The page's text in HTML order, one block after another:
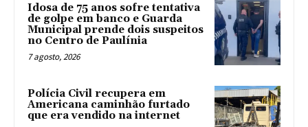
Idosa de 75 anos sofre tentativa
de golpe em banco e Guarda
Municipal prende dois suspeitos
no Centro de Paulínia
7 agosto, 2026
Polícia Civil recupera em
Americana caminhão furtado
que era vendido na internet